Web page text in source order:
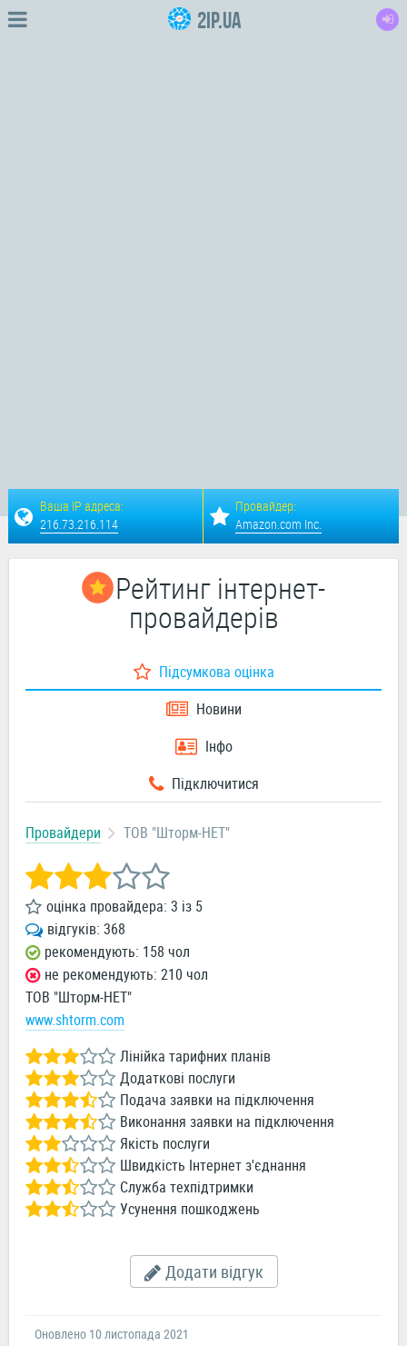
2IP.ua
Ваша IP адреса:
216.73.216.114
Провайдер:
Amazon.com Inc.
Рейтинг інтернет-
провайдерів
Підсумкова оцінка
Новини
Інфо
Підключитися
Провайдери ТОВ "Шторм-НЕТ"
оцінка провайдера: 3 із 5
відгуків: 368
рекомендують: 158 чол
не рекомендують: 210 чол
ТОВ "Шторм-НЕТ"
www.shtorm.com
Лінійка тарифних планів
Додаткові послуги
Подача заявки на підключення
Виконання заявки на підключення
Якість послуги
Швидкість Інтернет з'єднання
Служба техпідтримки
Усунення пошкоджень
Додати відгук
Оновлено 10 листопада 2021